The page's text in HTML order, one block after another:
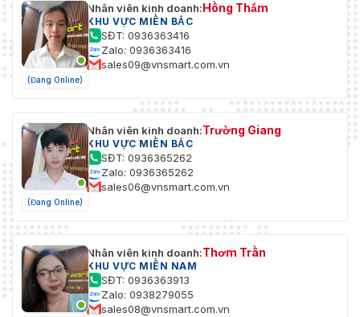
(Đang Online)
Nhân viên kinh doanh:Hồng Thắm
KHU VỰC MIỀN BẮC
SĐT: 0936363416
Zalo: 0936363416
sales09@vnsmart.com.vn
(Đang Online)
Nhân viên kinh doanh:Trường Giang
KHU VỰC MIỀN BẮC
SĐT: 0936365262
Zalo: 0936365262
sales06@vnsmart.com.vn
Nhân viên kinh doanh:Thơm Trần
KHU VỰC MIỀN NAM
SĐT: 0936363913
Zalo: 0938279055
sales08@vnsmart.com.vn